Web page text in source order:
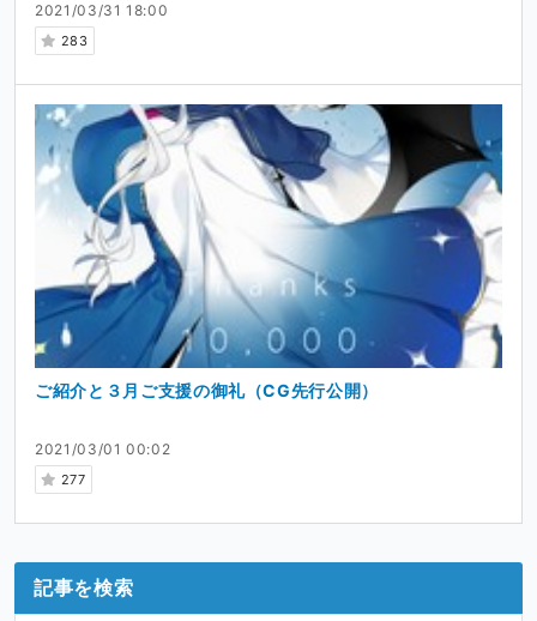
2021/03/31 18:00
283
2021/03/01 00:02
277
ご紹介と３月ご支援の御礼（CG先行公開）
記事を検索